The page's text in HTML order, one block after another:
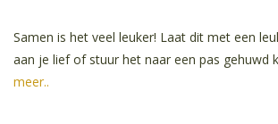
Samen is het veel leuker! Laat dit met een
aan je lief of stuur het naar een pas gehuwd
meer..